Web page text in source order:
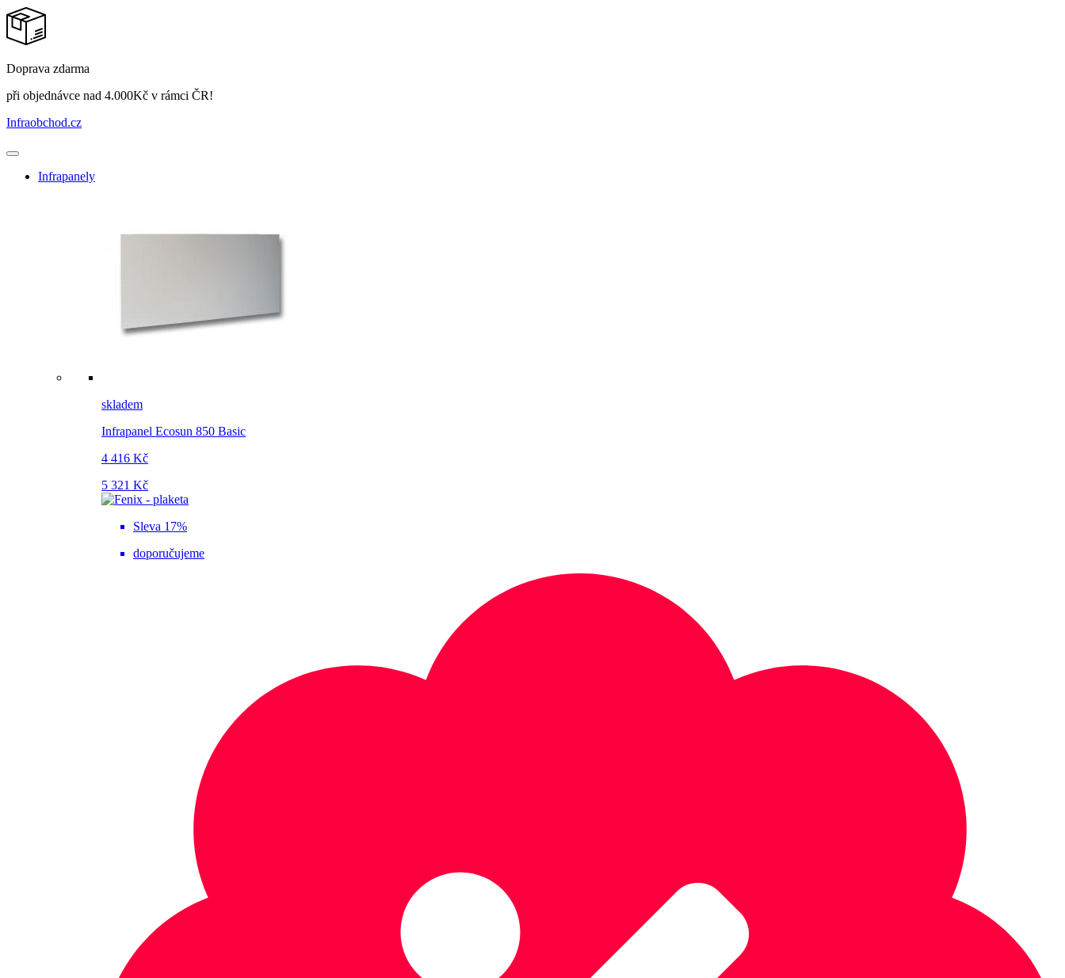
Doprava zdarma
při objednávce nad 4.000Kč v rámci ČR!
Infraobchod.cz
Infrapanely
skladem
Infrapanel Ecosun 850 Basic
4 416 Kč
5 321 Kč
Sleva 17%
doporučujeme